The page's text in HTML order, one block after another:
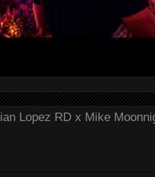
Lopez RD x Mike